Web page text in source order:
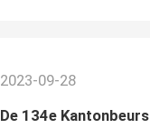
2023-09-28
De 134e Kantonbeurs